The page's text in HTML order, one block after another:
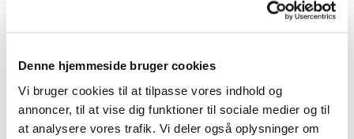
Denne hjemmeside bruger cookies
Vi bruger cookies til at tilpasse vores indhold og
annoncer, til at vise dig funktioner til sociale medier og til
at analysere vores trafik. Vi deler også oplysninger om
ss35@nordjyske.dkså vi kan få den på vores hjemmeside.